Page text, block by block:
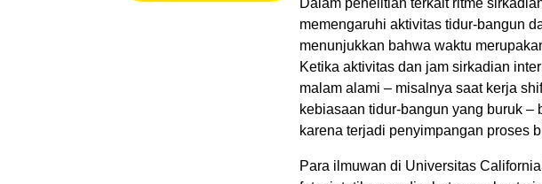
memengaruhi aktivitas tidur-bangun
menunjukkan bahwa waktu
Ketika aktivitas dan jam sirkadian
malam alami – misalnya saat kerja
kebiasaan tidur-bangun yang buruk
karena terjadi penyimpangan proses
Para ilmuwan di Universitas